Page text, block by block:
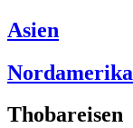
Asien
Nordamerika
Thobareisen